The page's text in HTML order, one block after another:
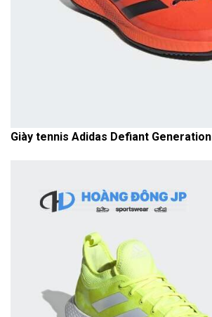
Giày tennis Adidas Defiant Generation